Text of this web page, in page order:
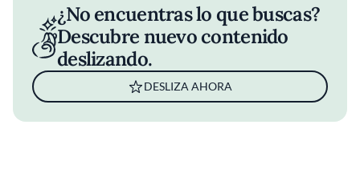
¿No encuentras lo que buscas?
Descubre nuevo contenido
deslizando.
DESLIZA AHORA